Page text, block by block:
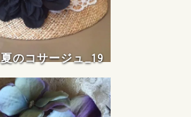
夏のコサージュ_19